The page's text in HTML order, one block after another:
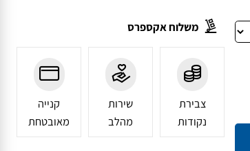
צבירת
נקודות
שירות
מהלב
קנייה
מאובטחת